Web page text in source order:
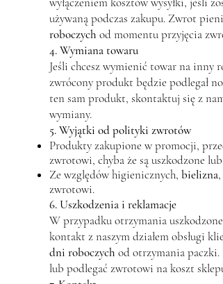
używaną podczas zakupu. Zwrot
roboczych od momentu przyjęcia
4. Wymiana towaru
Jeśli chcesz wymienić towar na inny
zwrócony produkt będzie podlegał
ten sam produkt, skontaktuj się z
wymiany.
5. Wyjątki od polityki zwrotów
Produkty zakupione w promocji,
zwrotowi, chyba że są uszkodzone
Ze względów higienicznych, bielizna,
zwrotowi.
6. Uszkodzenia i reklamacje
W przypadku otrzymania
kontakt z naszym działem obsługi
dni roboczych od otrzymania paczki.
lub podlegać zwrotowi na koszt